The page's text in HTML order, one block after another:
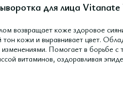
для лица
возвращает коже здоровое
кожи и выравнивает цвет.
Помогает в борьбе
витаминов, оздоравливая